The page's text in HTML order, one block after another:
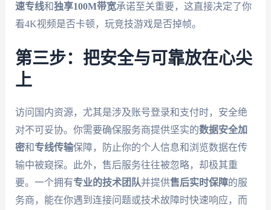
速专线和独享100M带宽承诺至关重要，这直接决定了你
看4K视频是否卡顿，玩竞技游戏是否掉帧。
第三步：把安全与可靠放在心尖
上
访问国内资源，尤其是涉及账号登录和支付时，安全绝
对不可妥协。你需要确保服务商提供坚实的数据安全加
密和专线传输保障，防止你的个人信息和浏览数据在传
输中被窥探。此外，售后服务往往被忽略，却极其重
要。一个拥有专业的技术团队并提供售后实时保障的服
务商，能在你遇到连接问题或技术故障时快速响应，而